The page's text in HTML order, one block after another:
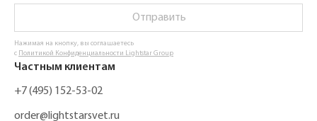
Отправить
Нажимая на кнопку, вы соглашаетесь
с Политикой Конфиденциальности Lightstar Group
Частным клиентам
+7 (495) 152-53-02
order@lightstarsvet.ru